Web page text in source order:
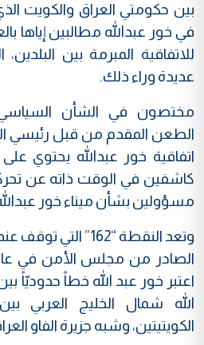
بين حكومتي العراق والكويت
في خور عبدالله مطالبين إياها
للاتفاقية المبرمة بين
عديدة وراء ذلك.
مختصون في الشأن السياسي
الطعن المقدم من قبل رئيسي
اتفاقية خور عبدالله يحتوي
كاشفين في الوقت ذاته عن
مسؤولين بشأن ميناء خور
وتعد النقطة “162”
اعتبر خور عبد الله خطاً حدوديّاً
الله شمال الخليج العربي
الكويتيتين، وشبه جزيرة الفاو